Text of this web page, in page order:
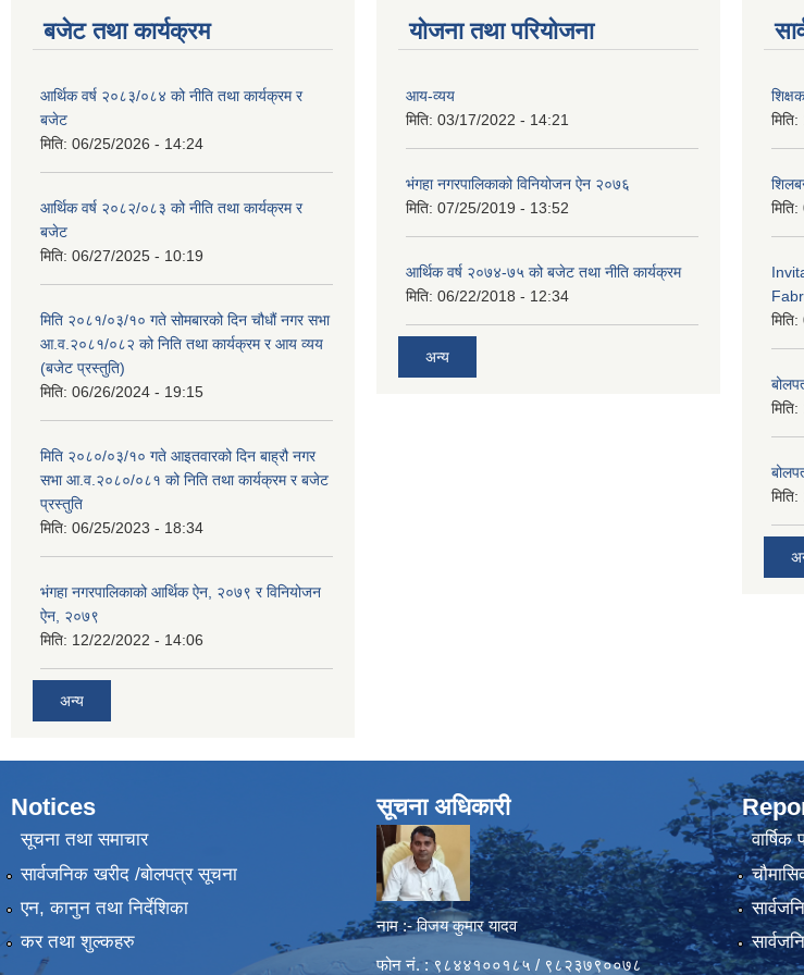
बजेट तथा कार्यक्रम
आर्थिक वर्ष २०८३/०८४ को नीति तथा कार्यक्रम र
बजेट
मिति: 06/25/2026 - 14:24
आर्थिक वर्ष २०८२/०८३ को नीति तथा कार्यक्रम र
बजेट
मिति: 06/27/2025 - 10:19
मिति २०८१/०३/१० गते सोमबारको दिन चौधौं नगर सभा
आ.व.२०८१/०८२ को निति तथा कार्यक्रम र आय व्यय
(बजेट प्रस्तुति)
मिति: 06/26/2024 - 19:15
मिति २०८०/०३/१० गते आइतवारको दिन बाह्रौ नगर
सभा आ.व.२०८०/०८१ को निति तथा कार्यक्रम र बजेट
प्रस्तुति
मिति: 06/25/2023 - 18:34
भंगहा नगरपालिकाको आर्थिक ऐन, २०७९ र विनियोजन
ऐन, २०७९
मिति: 12/22/2022 - 14:06
अन्य
योजना तथा परियोजना
आय-व्यय
मिति: 03/17/2022 - 14:21
भंगहा नगरपालिकाको विनियोजन ऐन २०७६
मिति: 07/25/2019 - 13:52
आर्थिक वर्ष २०७४-७५ को बजेट तथा नीति कार्यक्रम
मिति: 06/22/2018 - 12:34
अन्य
मिति:
मिति:
मिति:
मिति:
मिति:
Notices
सूचना तथा समाचार
सार्वजनिक खरीद /बोलपत्र सूचना
एन, कानुन तथा निर्देशिका
कर तथा शुल्कहरु
सूचना अधिकारी
नाम :- विजय कुमार यादव
फोन नं. : ९८४४१००१८५ / ९८२३७९००७८
वार्षिक